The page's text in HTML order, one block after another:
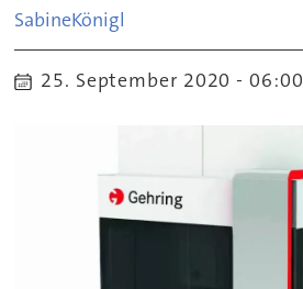
SabineKönigl
25. September 2020 - 06:00